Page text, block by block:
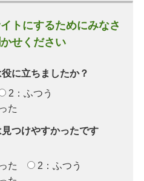
トにするためにみなさ
せください
に立ちましたか？
2：ふつう
た
つけやすかったです
た
2：ふつう